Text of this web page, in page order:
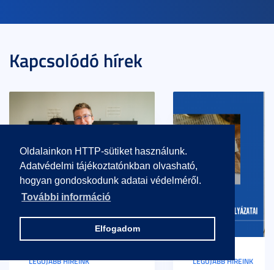
Oldalainkon HTTP-sütiket használunk.
Adatvédelmi tájékoztatónkban olvasható,
hogyan gondoskodunk adatai védelméről.
További információ
Elfogadom
Kapcsolódó hírek
LEGÚJABB HÍREINK LEGÚJABB HÍREINK